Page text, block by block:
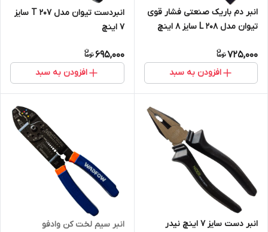
انبر دم باریک صنعتی فشار قوی
تیوان مدل L 208 سایز 8 اینچ
725,000
افزودن به سبد
انبردست تیوان مدل T 207 سایز
7 اینچ
695,000
افزودن به سبد
انبر دست سایز 7 اینچ نیدر
انبر سیم لخت کن وادفو